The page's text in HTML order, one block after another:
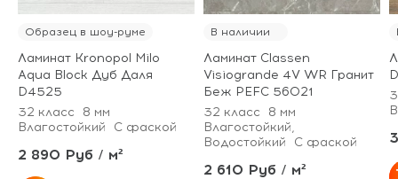
Образец в шоу-руме
Ламинат Kronopol Milo
Aqua Block Дуб Даля
D4525
32 класс
8 мм
Влагостойкий
С фаской
2 890 Руб / м²
В наличии
Ламинат Classen
Visiogrande 4V WR Гранит
Беж PEFC 56021
32 класс
8 мм
Влагостойкий,
Водостойкий
С фаской
2 610 Руб / м²